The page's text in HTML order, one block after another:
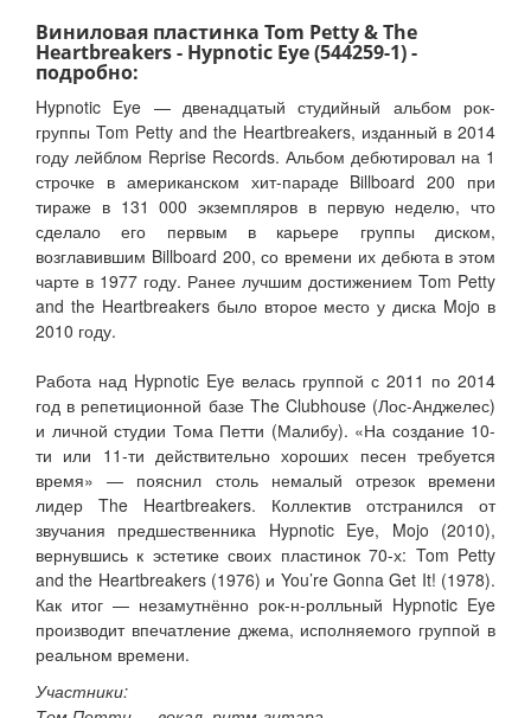
Виниловая пластинка Tom Petty & The
Heartbreakers - Hypnotic Eye (544259-1) -
подробно:
Hypnotic Eye — двенадцатый студийный альбом рок-
группы Tom Petty and the Heartbreakers, изданный в 2014
году лейблом Reprise Records. Альбом дебютировал на 1
строчке в американском хит-параде Billboard 200 при
тираже в 131 000 экземпляров в первую неделю, что
сделало его первым в карьере группы диском,
возглавившим Billboard 200, со времени их дебюта в этом
чарте в 1977 году. Ранее лучшим достижением Tom Petty
and the Heartbreakers было второе место у диска Mojo в
2010 году.
Работа над Hypnotic Eye велась группой с 2011 по 2014
год в репетиционной базе The Clubhouse (Лос-Анджелес)
и личной студии Тома Петти (Малибу). «На создание 10-
ти или 11-ти действительно хороших песен требуется
время» — пояснил столь немалый отрезок времени
лидер The Heartbreakers. Коллектив отстранился от
звучания предшественника Hypnotic Eye, Mojo (2010),
вернувшись к эстетике своих пластинок 70-х: Tom Petty
and the Heartbreakers (1976) и You’re Gonna Get It! (1978).
Как итог — незамутнённо рок-н-ролльный Hypnotic Eye
производит впечатление джема, исполняемого группой в
реальном времени.
Участники: